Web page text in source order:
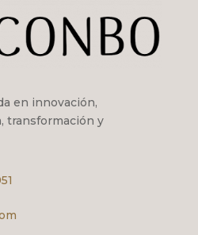
en innovación,
transformación y